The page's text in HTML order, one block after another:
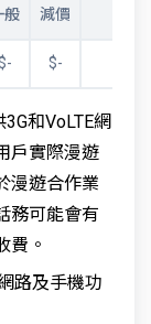
般 減價
$-
和VoLTE網
戶實際漫遊
漫遊合作業
務可能會有
費。
路及手機功